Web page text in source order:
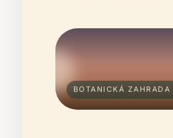
BOTANICKÁ ZAHRADA